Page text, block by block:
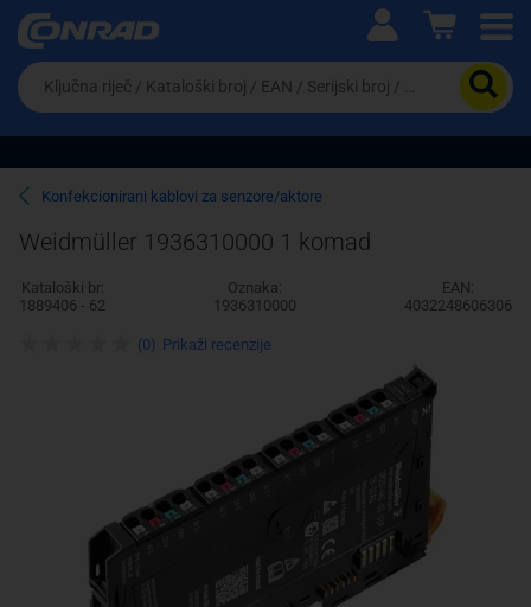
Ova postavka prilagođava asortiman proizvoda i
cijene vašim potrebama.
Pravno lice
Da
biste
potražili
proizvod,
unesite
ključnu
riječ,
kataloški
broj,
EAN
ili
Konfekcionirani kablovi za senzore/aktore
Weidmüller 1936310000 1 komad
Kataloški br:
1889406 - 62
Oznaka:
1936310000
EAN:
4032248606306
(0) Prikaži recenzije